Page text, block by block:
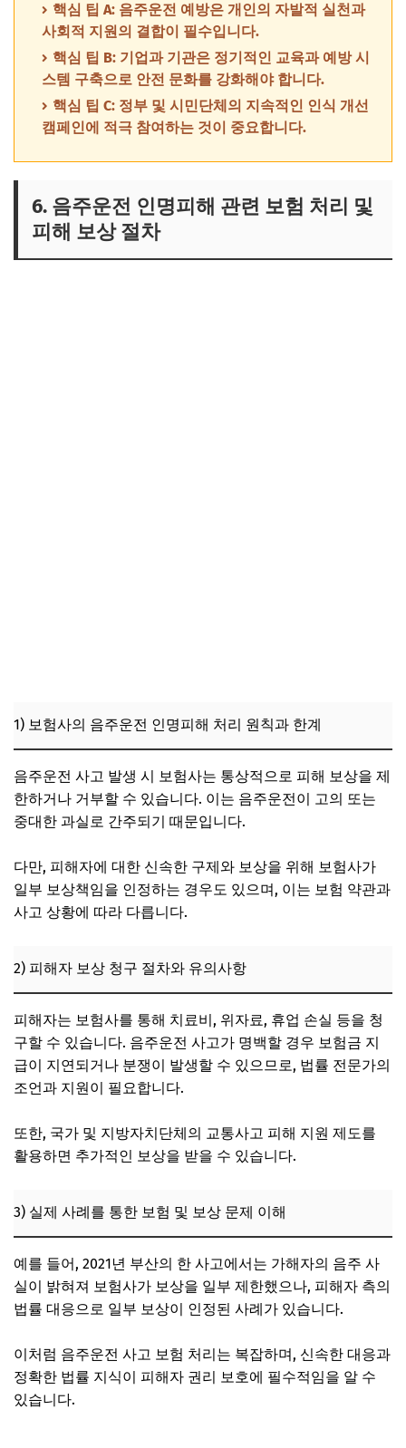
핵심 팁 A: 음주운전 예방은 개인의 자발적 실천과
사회적 지원의 결합이 필수입니다.
핵심 팁 B: 기업과 기관은 정기적인 교육과 예방 시
스템 구축으로 안전 문화를 강화해야 합니다.
핵심 팁 C: 정부 및 시민단체의 지속적인 인식 개선
캠페인에 적극 참여하는 것이 중요합니다.
6. 음주운전 인명피해 관련 보험 처리 및
피해 보상 절차
1) 보험사의 음주운전 인명피해 처리 원칙과 한계
음주운전 사고 발생 시 보험사는 통상적으로 피해 보상을 제
한하거나 거부할 수 있습니다. 이는 음주운전이 고의 또는
중대한 과실로 간주되기 때문입니다.
다만, 피해자에 대한 신속한 구제와 보상을 위해 보험사가
일부 보상책임을 인정하는 경우도 있으며, 이는 보험 약관과
사고 상황에 따라 다릅니다.
2) 피해자 보상 청구 절차와 유의사항
피해자는 보험사를 통해 치료비, 위자료, 휴업 손실 등을 청
구할 수 있습니다. 음주운전 사고가 명백할 경우 보험금 지
급이 지연되거나 분쟁이 발생할 수 있으므로, 법률 전문가의
조언과 지원이 필요합니다.
또한, 국가 및 지방자치단체의 교통사고 피해 지원 제도를
활용하면 추가적인 보상을 받을 수 있습니다.
3) 실제 사례를 통한 보험 및 보상 문제 이해
예를 들어, 2021년 부산의 한 사고에서는 가해자의 음주 사
실이 밝혀져 보험사가 보상을 일부 제한했으나, 피해자 측의
법률 대응으로 일부 보상이 인정된 사례가 있습니다.
이처럼 음주운전 사고 보험 처리는 복잡하며, 신속한 대응과
정확한 법률 지식이 피해자 권리 보호에 필수적임을 알 수
있습니다.